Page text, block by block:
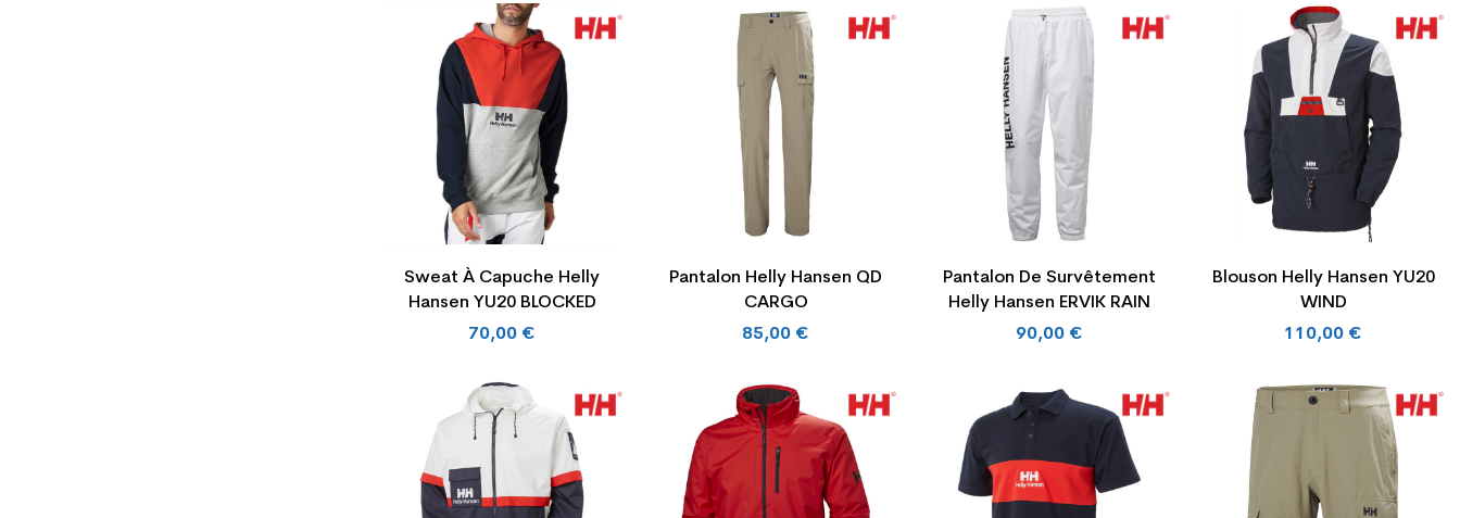
Sweat À Capuche Helly
Hansen YU20 BLOCKED
70,00 €
Pantalon Helly Hansen QD
CARGO
85,00 €
Pantalon De Survêtement
Helly Hansen ERVIK RAIN
90,00 €
Blouson Helly Hansen YU20
WIND
110,00 €